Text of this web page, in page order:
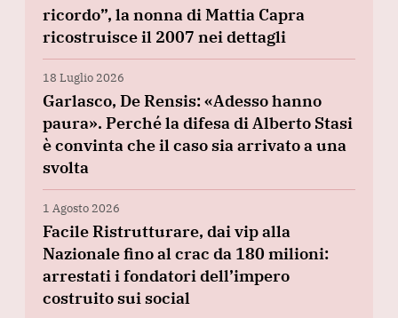
ricordo”, la nonna di Mattia Capra
ricostruisce il 2007 nei dettagli
18 Luglio 2026
Garlasco, De Rensis: «Adesso hanno
paura». Perché la difesa di Alberto Stasi
è convinta che il caso sia arrivato a una
svolta
1 Agosto 2026
Facile Ristrutturare, dai vip alla
Nazionale fino al crac da 180 milioni:
arrestati i fondatori dell’impero
costruito sui social